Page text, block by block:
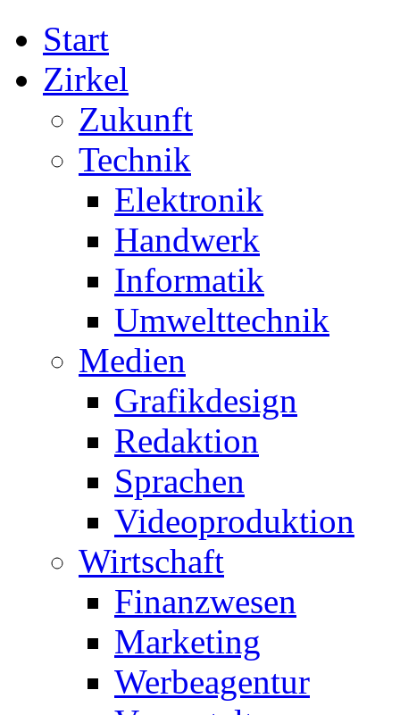
Start
Zirkel
Zukunft
Technik
Elektronik
Handwerk
Informatik
Umwelttechnik
Medien
Grafikdesign
Redaktion
Sprachen
Videoproduktion
Wirtschaft
Finanzwesen
Marketing
Werbeagentur